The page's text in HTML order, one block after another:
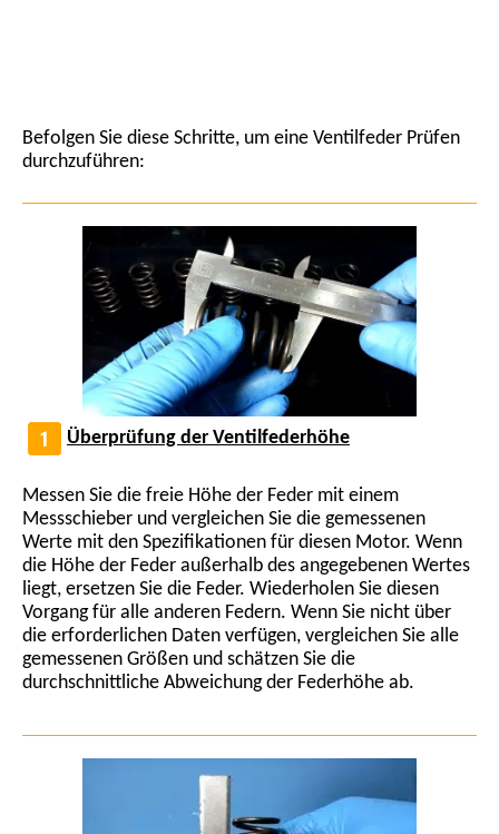
Befolgen Sie diese Schritte, um eine Ventilfeder Prüfen
durchzuführen:
Überprüfung der Ventilfederhöhe
Messen Sie die freie Höhe der Feder mit einem
Messschieber und vergleichen Sie die gemessenen
Werte mit den Spezifikationen für diesen Motor. Wenn
die Höhe der Feder außerhalb des angegebenen Wertes
liegt, ersetzen Sie die Feder. Wiederholen Sie diesen
Vorgang für alle anderen Federn. Wenn Sie nicht über
die erforderlichen Daten verfügen, vergleichen Sie alle
gemessenen Größen und schätzen Sie die
durchschnittliche Abweichung der Federhöhe ab.